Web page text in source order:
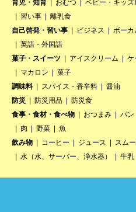
育児・知育
おむつ ベビー・キッズ
習い事
離乳食
自己啓発・習い事
ビジネス ボーカ
英語・外国語
菓子・スイーツ
アイスクリーム ケ
マカロン
菓子
調味料
スパイス・香辛料
醤油
防災
防災用品
防災食
食事・食材・食べ物
おつまみ パン
肉
野菜
魚
飲み物
コーヒー ジュース スム
水（水、サーバー、浄水器）
牛乳